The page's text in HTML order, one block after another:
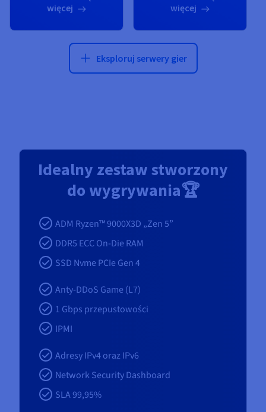
więcej
więcej
Eksploruj serwery gier
Idealny zestaw stworzony
do wygrywania🏆
ADM Ryzen™ 9000X3D „Zen 5”
DDR5 ECC On-Die RAM
SSD Nvme PCIe Gen 4
Anty-DDoS Game (L7)
1 Gbps przepustowości
IPMI
Adresy IPv4 oraz IPv6
Network Security Dashboard
SLA 99,95%